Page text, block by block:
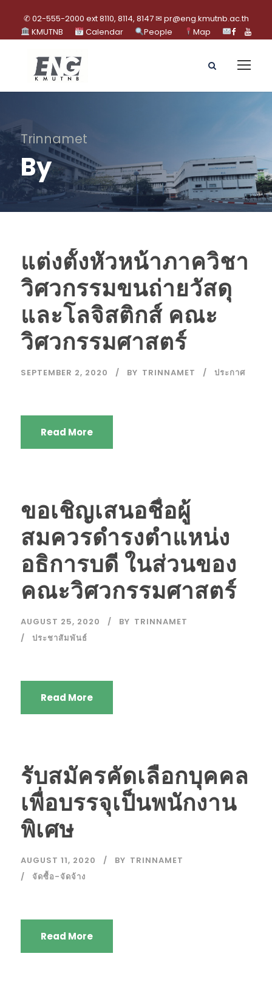
✆ 02-555-2000 ext 8110, 8114, 8147 ✉ pr@eng.kmutnb.ac.th
KMUTNB
Calendar People Map
Trinnamet
By
แต่งตั้งหัวหน้าภาควิชา
วิศวกรรมขนถ่ายวัสดุ
และโลจิสติกส์ คณะ
วิศวกรรมศาสตร์
SEPTEMBER 2, 2020 BY TRINNAMET ประกาศ
Read More
ขอเชิญเสนอชื่อผู้
สมควรดำรงตำแหน่ง
อธิการบดี ในส่วนของ
คณะวิศวกรรมศาสตร์
AUGUST 25, 2020 BY TRINNAMET
ประชาสัมพันธ์
Read More
รับสมัครคัดเลือกบุคคล
เพื่อบรรจุเป็นพนักงาน
พิเศษ
AUGUST 11, 2020 BY TRINNAMET
จัดซื้อ-จัดจ้าง
Read More